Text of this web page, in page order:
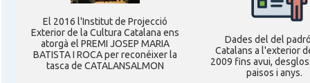
El 2016 l'Institut de Projecció
Exterior de la Cultura Catalana ens
atorgà el PREMI JOSEP MARIA
BATISTA I ROCA per reconéixer la
tasca de CATALANSALMON
Dades del del
Catalans a l'exterior
2009 fins avui,
paisos i anys.